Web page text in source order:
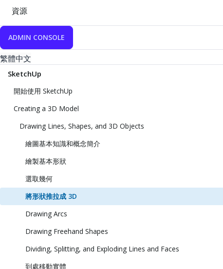
資源
ADMIN CONSOLE
繁體中文
SketchUp
開始使用 SketchUp
Creating a 3D Model
Drawing Lines, Shapes, and 3D Objects
繪圖基本知識和概念簡介
繪製基本形狀
選取幾何
將形狀推拉成 3D
Drawing Arcs
Drawing Freehand Shapes
Dividing, Splitting, and Exploding Lines and Faces
到處移動實體